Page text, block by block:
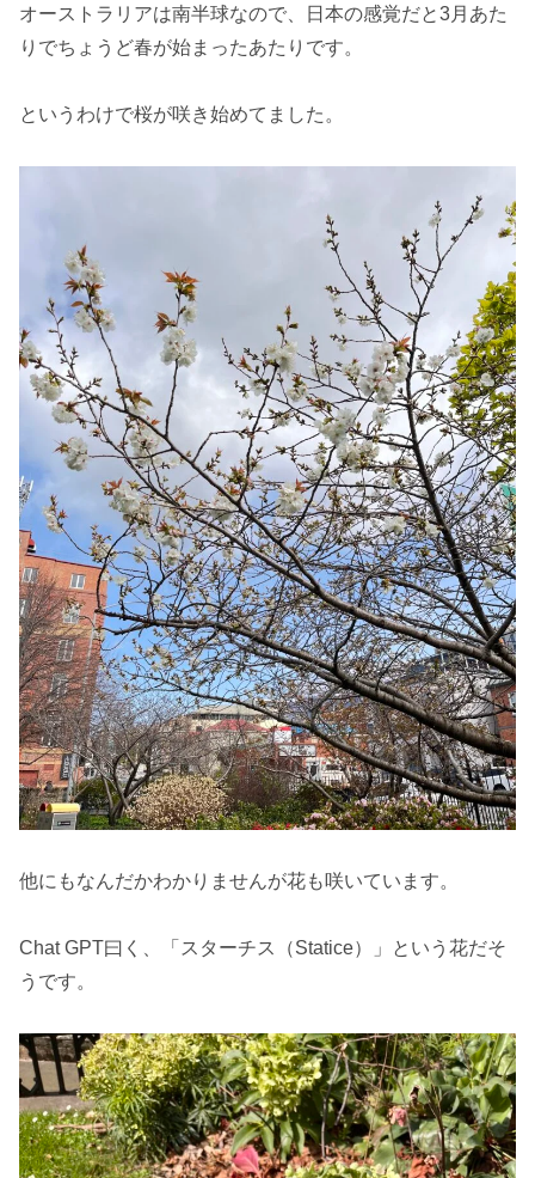
オーストラリアは南半球なので、日本の感覚だと3月あた
りでちょうど春が始まったあたりです。
というわけで桜が咲き始めてました。
他にもなんだかわかりませんが花も咲いています。
Chat GPT曰く、「スターチス（Statice）」という花だそ
うです。